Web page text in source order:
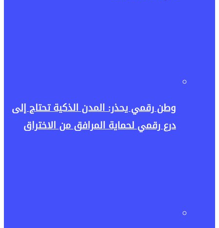
وطن رقمي يحذر: المدن الذكية تحتاج إلى
درع رقمي لحماية المرافق من الاختراق